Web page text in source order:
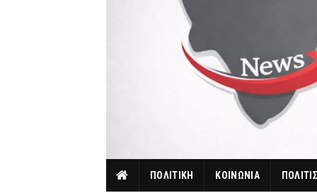
ΠΟΛΙΤΙΚΗ ΚΟΙΝΩΝΙΑ